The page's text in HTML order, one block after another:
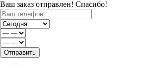
Ваш заказ отправлен! Спасибо!